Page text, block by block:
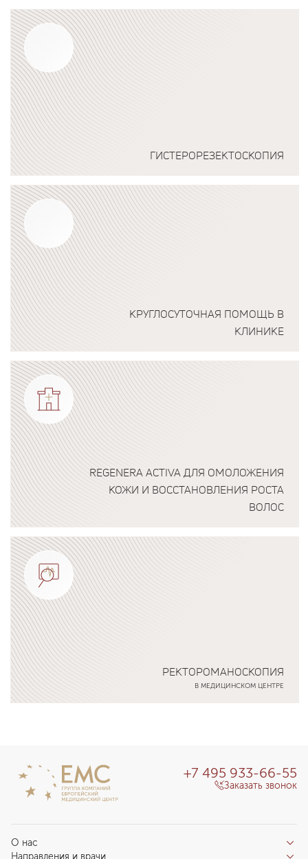
Подробнее о программе
ГИСТЕРОРЕЗЕКТОСКОПИЯ
Подробнее о программе
КРУГЛОСУТОЧНАЯ ПОМОЩЬ В
КЛИНИКЕ
Подробнее о программе
REGENERA ACTIVA ДЛЯ ОМОЛОЖЕНИЯ
КОЖИ И ВОССТАНОВЛЕНИЯ РОСТА
ВОЛОС
Подробнее о программе
РЕКТОРОМАНОСКОПИЯ
В МЕДИЦИНСКОМ ЦЕНТРЕ
О нас
Направления и врачи
+7 495 933-66-55
Заказать звонок